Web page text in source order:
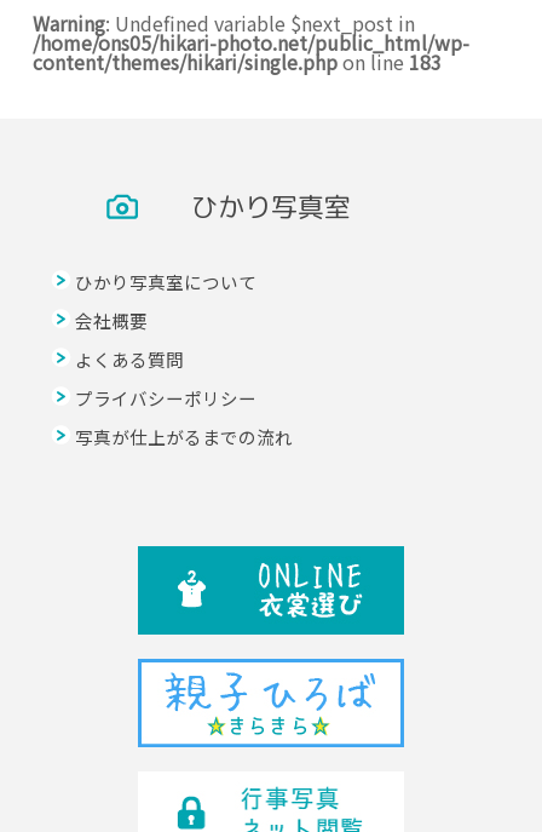
Warning: Undefined variable $next_post in
/home/ons05/hikari-photo.net/public_html/wp-
content/themes/hikari/single.phpon line 183
ひかり写真室
ひかり写真室について
会社概要
よくある質問
プライバシーポリシー
写真が仕上がるまでの流れ